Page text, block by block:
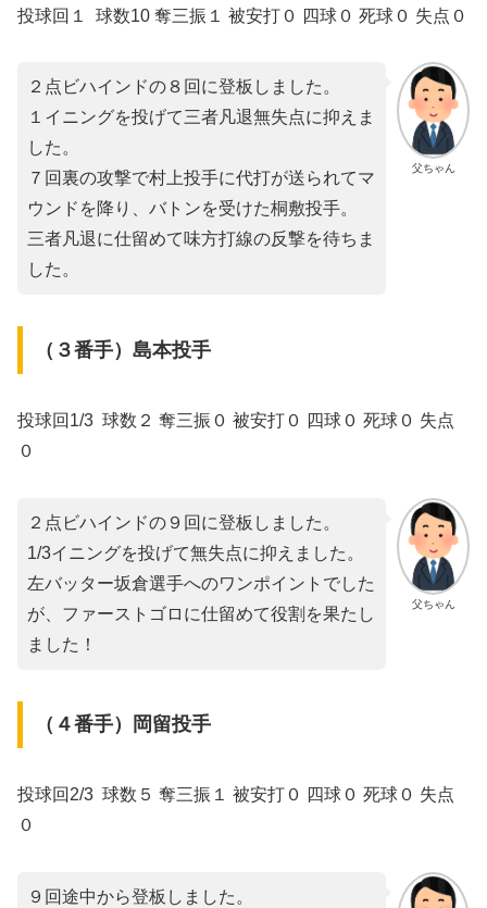
投球回１ 球数10 奪三振１ 被安打０ 四球０ 死球０ 失点０
父ちゃん
２点ビハインドの８回に登板しました。
１イニングを投げて三者凡退無失点に抑えま
した。
７回裏の攻撃で村上投手に代打が送られてマ
ウンドを降り、バトンを受けた桐敷投手。
三者凡退に仕留めて味方打線の反撃を待ちま
した。
（３番手）島本投手
投球回1/3 球数２ 奪三振０ 被安打０ 四球０ 死球０ 失点
０
父ちゃん
２点ビハインドの９回に登板しました。
1/3イニングを投げて無失点に抑えました。
左バッター坂倉選手へのワンポイントでした
が、ファーストゴロに仕留めて役割を果たし
ました！
（４番手）岡留投手
投球回2/3 球数５ 奪三振１ 被安打０ 四球０ 死球０ 失点
０
９回途中から登板しました。